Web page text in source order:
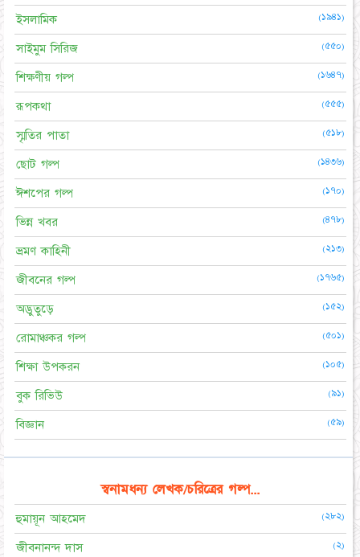
ইসলামিক (১৯৪১)
সাইমুম সিরিজ (৫৫০)
শিক্ষণীয় গল্প (১৬৪৭)
রূপকথা (৫৫৫)
স্মৃতির পাতা (৫১৮)
ছোট গল্প (১৪৩৬)
ঈশপের গল্প (১৭০)
ভিন্ন খবর (৪৭৮)
ভ্রমণ কাহিনী (২১৩)
জীবনের গল্প (১৭৬৫)
অদ্ভুতুড়ে (১৫২)
রোমাঞ্চকর গল্প (৫০১)
শিক্ষা উপকরন (১০৫)
বুক রিভিউ (৯১)
বিজ্ঞান (৫৯)
স্বনামধন্য লেখক/চরিত্রের গল্প...
হুমায়ূন আহমেদ (২৮২)
জীবনানন্দ দাস (২)